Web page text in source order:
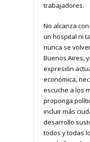
trabajadores.
No alcanza
un hospital ni
nunca se
Buenos Aires,
expresión
económica,
escuche a los
proponga
incluir más
desarrollo
todos y todas